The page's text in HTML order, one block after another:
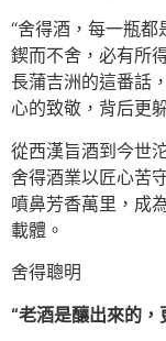
“舍得酒，每一瓶
鍥而不舍，必有所
長蒲吉洲的這番話
心的致敬，背后更
從西漢旨酒到今世
舍得酒業以匠心苦
噴鼻芳香萬里，成
載體。
舍得聰明
“老酒是釀出來的，